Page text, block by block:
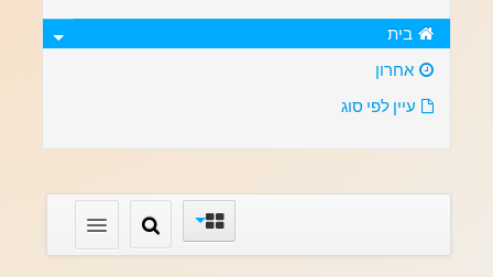
בית
אחרון
עיין לפי סוג